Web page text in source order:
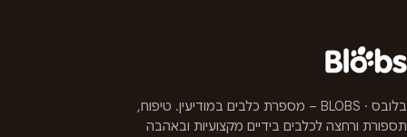
בלובס · BLOBS – מספרת כלבים במודיעין. טיפוח,
תספורת ורחצה לכלבים בידיים מקצועיות ובאהבה